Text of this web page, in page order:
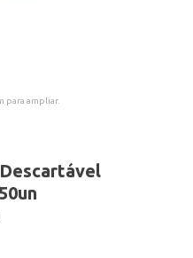
para ampliar.